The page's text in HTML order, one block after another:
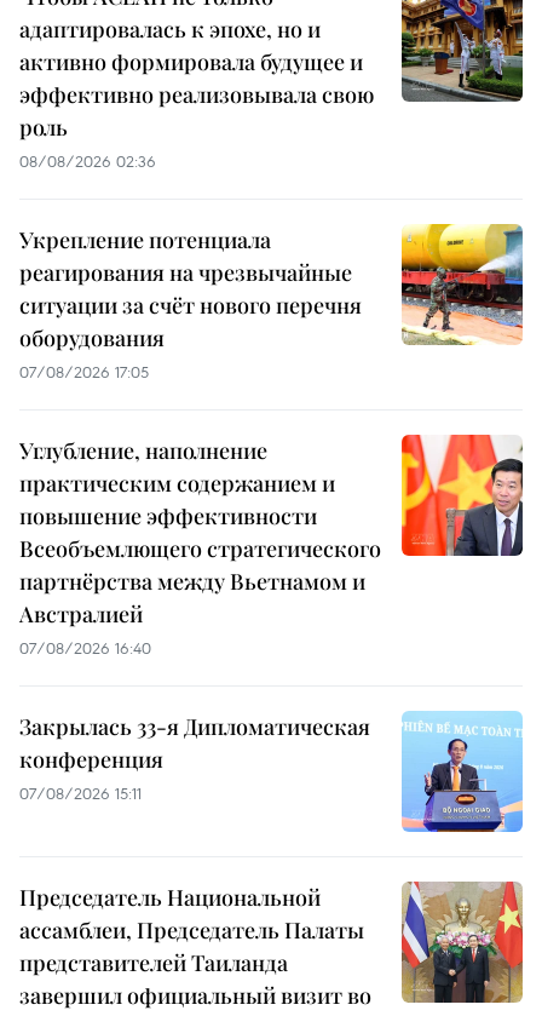
адаптировалась к эпохе, но и
активно формировала будущее и
эффективно реализовывала свою
роль
08/08/2026 02:36
Укрепление потенциала
реагирования на чрезвычайные
ситуации за счёт нового перечня
оборудования
07/08/2026 17:05
Углубление, наполнение
практическим содержанием и
повышение эффективности
Всеобъемлющего стратегического
партнёрства между Вьетнамом и
Австралией
07/08/2026 16:40
Закрылась 33-я Дипломатическая
конференция
07/08/2026 15:11
Председатель Национальной
ассамблеи, Председатель Палаты
представителей Таиланда
завершил официальный визит во